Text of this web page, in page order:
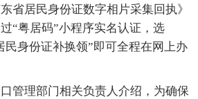
省居民身份证数字相片采集回执》
“粤居码”小程序实名认证，选
身份证补换领”即可全程在网上办
理部门相关负责人介绍，为确保